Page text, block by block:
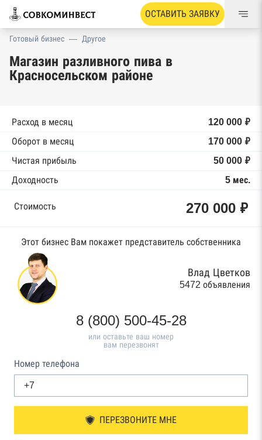
ОСТАВИТЬ ЗАЯВКУ
Готовый бизнес — Другое
Магазин разливного пива в
Красносельском районе
Расход в месяц
120 000 ₽
Оборот в месяц
170 000 ₽
Чистая прибыль
50 000 ₽
Доходность
5 мес.
Стоимость 270 000 ₽
Этот бизнес Вам покажет представитель собственника
Влад Цветков
5472 объявления
8 (800) 500-45-28
или оставьте ваш номер
вам перезвонят
Номер телефона
ПЕРЕЗВОНИТЕ МНЕ